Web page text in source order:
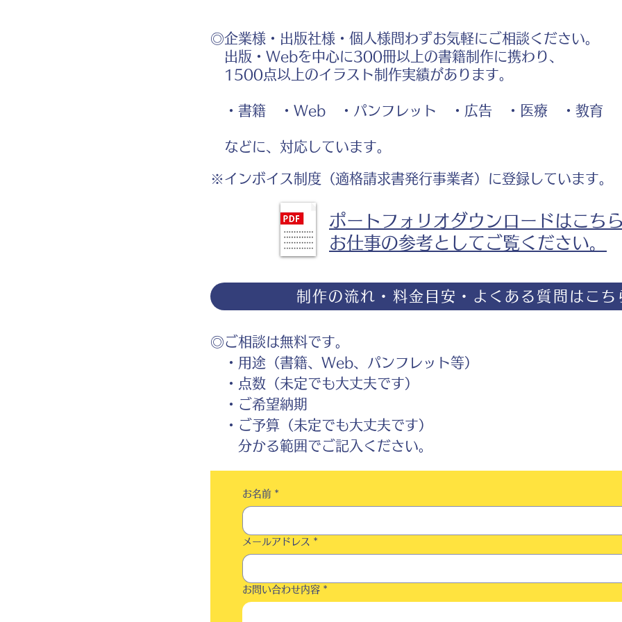
◎企業様・出版社様・個人様問わずお気軽にご相談ください。
出版・Webを中心に300冊以上の書籍制作に携わり、
1500点以上のイラスト制作実績があります。
・書籍 ・Web ・パンフレット ・広告 ・医療 ・教育
などに、対応しています。
※インボイス制度（適格請求書発行事業者）に登録しています。
ポートフォリオダウンロードはこち
お仕事の参考としてご覧ください。
制作の流れ・料金目安・よくある質問はこち
◎ご相談は無料です。
・用途（書籍、Web、パンフレット等）
・点数（未定でも大丈夫です）
・ご希望納期
・ご予算（未定でも大丈夫です）
分かる範囲でご記入ください。
お名前 *
メールアドレス *
お問い合わせ内容 *